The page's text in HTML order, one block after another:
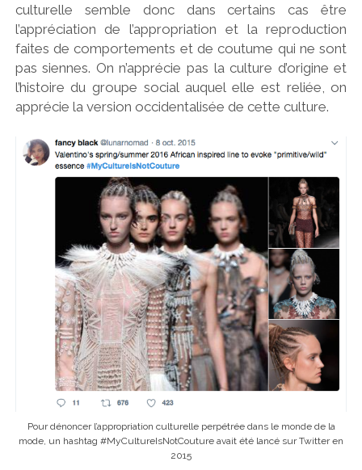
culturelle semble donc dans certains cas être
l’appréciation de l’appropriation et la reproduction
faites de comportements et de coutume qui ne sont
pas siennes. On n’apprécie pas la culture d’origine et
l’histoire du groupe social auquel elle est reliée, on
apprécie la version occidentalisée de cette culture.
Pour dénoncer l’appropriation culturelle perpétrée dans le monde de la
mode, un hashtag #MyCultureIsNotCouture avait été lancé sur Twitter en
2015